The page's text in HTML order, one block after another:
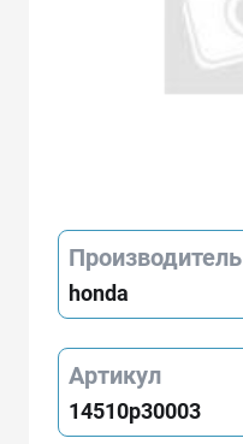
Производитель
honda
Артикул
14510p30003